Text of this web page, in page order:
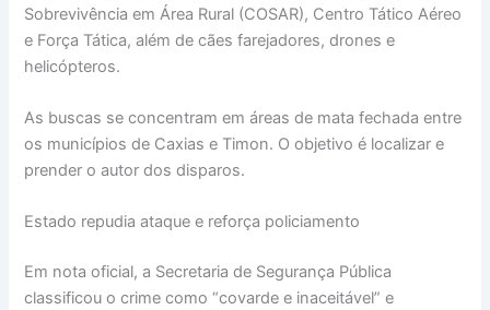
Sobrevivência em Área Rural (COSAR), Centro Tático Aéreo
e Força Tática, além de cães farejadores, drones e
helicópteros.
As buscas se concentram em áreas de mata fechada entre
os municípios de Caxias e Timon. O objetivo é localizar e
prender o autor dos disparos.
Estado repudia ataque e reforça policiamento
Em nota oficial, a Secretaria de Segurança Pública
classificou o crime como “covarde e inaceitável” e